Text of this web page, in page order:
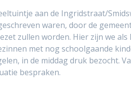
aan de Ingridstraat/
waren, door de
zullen worden. Hier zijn we
met nog schoolgaande
in de middag druk bezocht.
bespraken.